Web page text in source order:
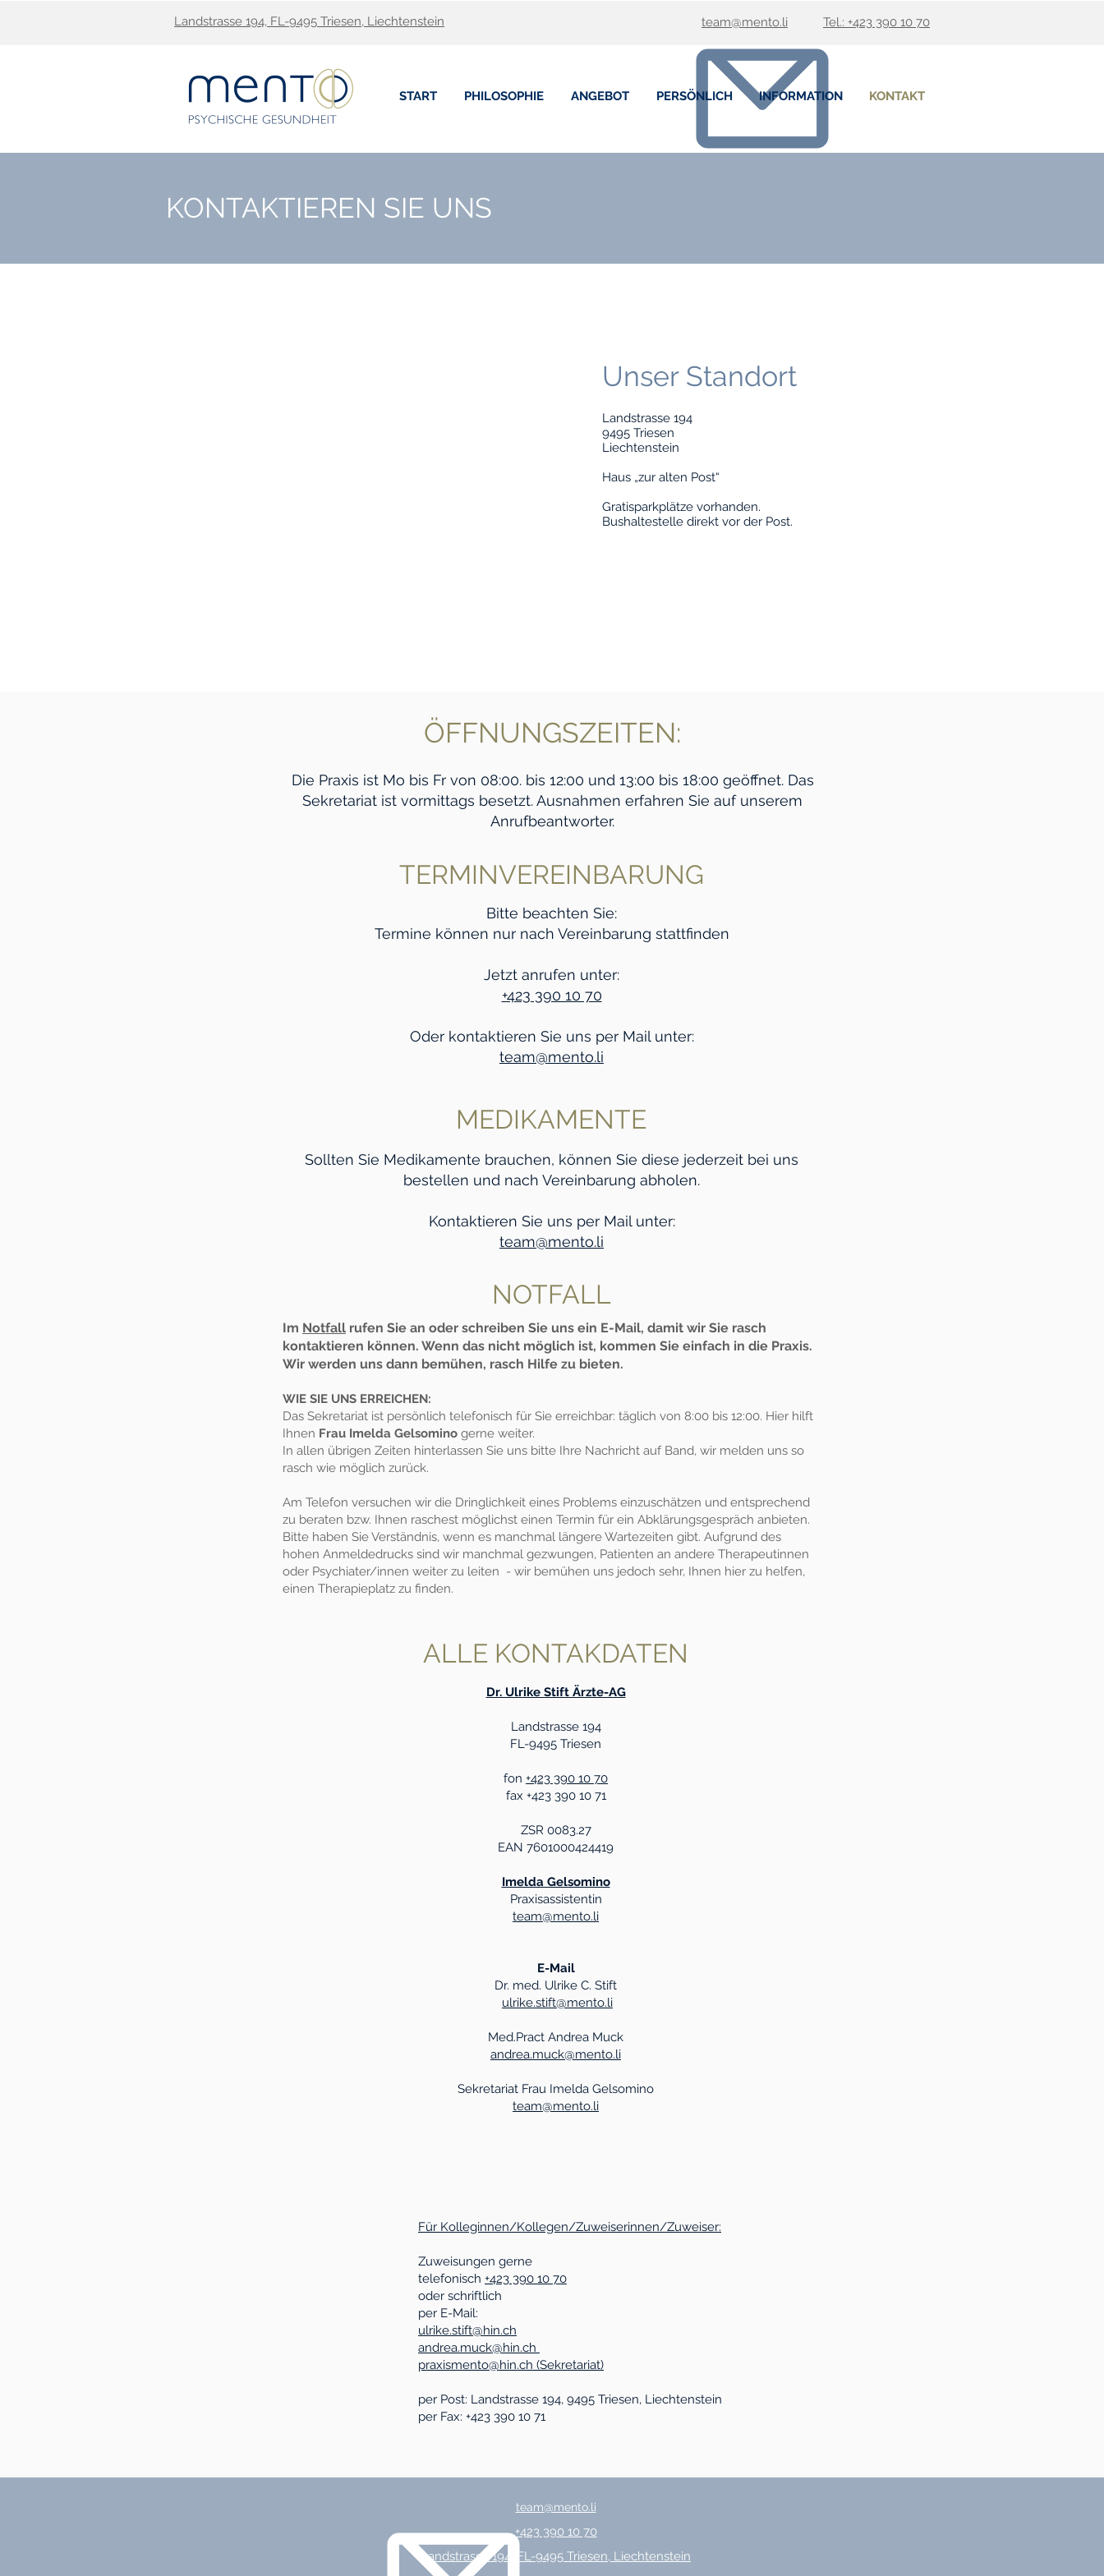
Landstrasse 194, FL-9495 Triesen, Liechtenstein team@mento.li Tel.: +423 390 10 70
START PHILOSOPHIE ANGEBOT PERSÖNLICH INFORMATION KONTAKT
KONTAKTIEREN SIE UNS
Unser Standort
Landstrasse 194
9495 Triesen
Liechtenstein
Haus „zur alten Post“
Gratisparkplätze vorhanden.
Bushaltestelle direkt vor der Post.
ÖFFNUNGSZEITEN:
Die Praxis ist Mo bis Fr von 08:00. bis 12:00 und 13:00 bis 18:00 geöffnet. Das
Sekretariat ist vormittags besetzt. Ausnahmen erfahren Sie auf unserem
Anrufbeantworter.
TERMINVEREINBARUNG
Bitte beachten Sie:
Termine können nur nach Vereinbarung stattfinden
Jetzt anrufen unter:
+423 390 10 70
Oder kontaktieren Sie uns per Mail unter:
team@mento.li
MEDIKAMENTE
Sollten Sie Medikamente brauchen, können Sie diese jederzeit bei uns
bestellen und nach Vereinbarung abholen.
Kontaktieren Sie uns per Mail unter:
team@mento.li
NOTFALL
Im Notfall rufen Sie an oder schreiben Sie uns ein E-Mail, damit wir Sie rasch
kontaktieren können. Wenn das nicht möglich ist, kommen Sie einfach in die Praxis.
Wir werden uns dann bemühen, rasch Hilfe zu bieten.
WIE SIE UNS ERREICHEN:
Das Sekretariat ist persönlich telefonisch für Sie erreichbar: täglich von 8:00 bis 12:00. Hier hilft
Ihnen Frau Imelda Gelsomino gerne weiter.
In allen übrigen Zeiten hinterlassen Sie uns bitte Ihre Nachricht auf Band, wir melden uns so
rasch wie möglich zurück.
Am Telefon versuchen wir die Dringlichkeit eines Problems einzuschätzen und entsprechend
zu beraten bzw. Ihnen raschest möglichst einen Termin für ein Abklärungsgespräch anbieten.
Bitte haben Sie Verständnis, wenn es manchmal längere Wartezeiten gibt. Aufgrund des
hohen Anmeldedrucks sind wir manchmal gezwungen, Patienten an andere Therapeutinnen
oder Psychiater/innen weiter zu leiten - wir bemühen uns jedoch sehr, Ihnen hier zu helfen,
einen Therapieplatz zu finden.
ALLE KONTAKDATEN
Dr. Ulrike Stift Ärzte-AG
Landstrasse 194
FL-9495 Triesen
fon +423 390 10 70
fax +423 390 10 71
ZSR 0083.27
EAN 7601000424419
Imelda Gelsomino
Praxisassistentin
team@mento.li
E-Mail
Dr. med. Ulrike C. Stift
ulrike.stift@mento.li
Med.Pract Andrea Muck
andrea.muck@mento.li
Sekretariat Frau Imelda Gelsomino
team@mento.li
Für Kolleginnen/Kollegen/Zuweiserinnen/Zuweiser:
Zuweisungen gerne
telefonisch +423 390 10 70
oder schriftlich
per E-Mail:
ulrike.stift@hin.ch
andrea.muck@hin.ch
praxismento@hin.ch (Sekretariat)
per Post: Landstrasse 194, 9495 Triesen, Liechtenstein
per Fax: +423 390 10 71
team@mento.li
+423 390 10 70
Landstrasse 194, FL-9495 Triesen, Liechtenstein